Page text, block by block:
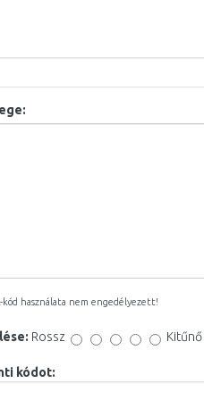
kód használata nem engedélyezett!
Rossz Kitűnő
kódot: